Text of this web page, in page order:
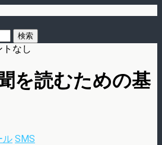
トなし
を読むための基
ル SMS